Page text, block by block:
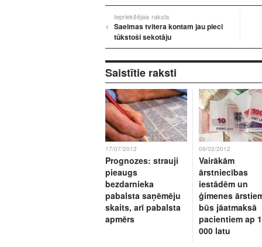
Iepriekšējais raksts
Saeimas tvitera kontam jau pieci
tūkstoši sekotāju
Saistītie raksti
17/07/2012
Prognozes: strauji
pieaugs
bezdarnieka
pabalsta saņēmēju
skaits, arī pabalsta
apmērs
09/02/2012
Vairākām
ārstniecības
iestādēm un
ģimenes
būs jāatmaksā
pacientiem ap
000 latu